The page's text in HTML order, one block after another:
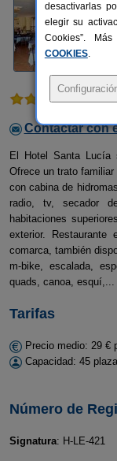
1
Contactar con
El Hotel Santa Lucía
Ofrece un trato
con cabina de
radio, tv, secador
habitaciones
exterior.
comarca, también
m-bike, escalada,
quads, canoa, esquí,...
Tarifas
Precio medio: 29 €
Capacidad: 45
Número de
Signatura: H-LE-421
desactivarlas
elegir su
Cookies”.
COOKIES.